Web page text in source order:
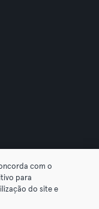
rights reserved.
com o
para
do site e